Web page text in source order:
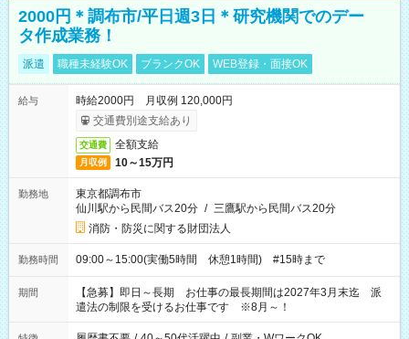
2000円＊調布市/平日週3日＊研究機関でのデー
タ作成業務！
派遣 職種未経験OK ブランクOK WEB登録・面接OK
給与
時給2000円 月収例 120,000円
交通費別途支給あり
交通費 全額支給
月収例 10～15万円
勤務地
東京都調布市
仙川駅から民間バス20分 / 三鷹駅から民間バス20分
消防・防災に関する財団法人
勤務時間 09:00～15:00(実働5時間 休憩1時間) #15時まで
期間
【急募】即日～長期 お仕事の最長期間は2027年3月末迄 派
遣法の制限を受けるお仕事です ※8月～！